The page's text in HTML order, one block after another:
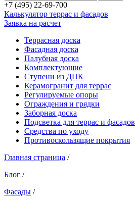
+7 (495) 22-69-700
Калькулятор террас и фасадов
Заявка на расчет
Террасная доска
Фасадная доска
Палубная доска
Комплектующие
Ступени из ДПК
Керамогранит для террас
Регулируемые опоры
Ограждения и грядки
Заборная доска
Подсветка для террас и фасадов
Средства по уходу
Противоскользящие покрытия
Главная страница /
Блог /
Фасады /